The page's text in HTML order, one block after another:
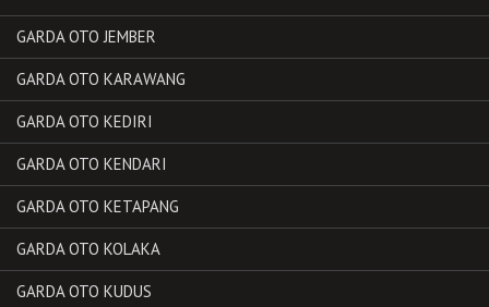
GARDA OTO JEMBER
GARDA OTO KARAWANG
GARDA OTO KEDIRI
GARDA OTO KENDARI
GARDA OTO KETAPANG
GARDA OTO KOLAKA
GARDA OTO KUDUS